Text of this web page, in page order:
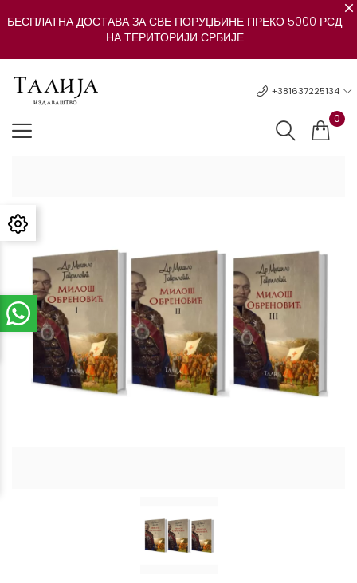
БЕСПЛАТНА ДОСТАВА ЗА СВЕ ПОРУЏБИНЕ ПРЕКО 5000 РСД
НА ТЕРИТОРИЈИ СРБИЈЕ
+381637225134
0